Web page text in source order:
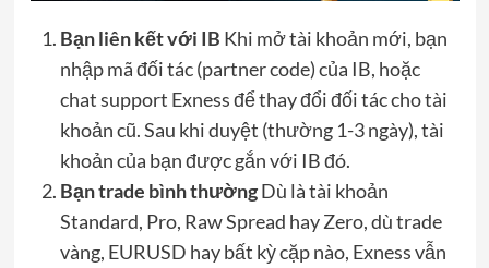
Bạn liên kết với IB Khi mở tài khoản mới, bạn
nhập mã đối tác (partner code) của IB, hoặc
chat support Exness để thay đổi đối tác cho tài
khoản cũ. Sau khi duyệt (thường 1-3 ngày), tài
khoản của bạn được gắn với IB đó.
Bạn trade bình thườngDù là tài khoản
Standard, Pro, Raw Spread hay Zero, dù trade
vàng, EURUSD hay bất kỳ cặp nào, Exness vẫn